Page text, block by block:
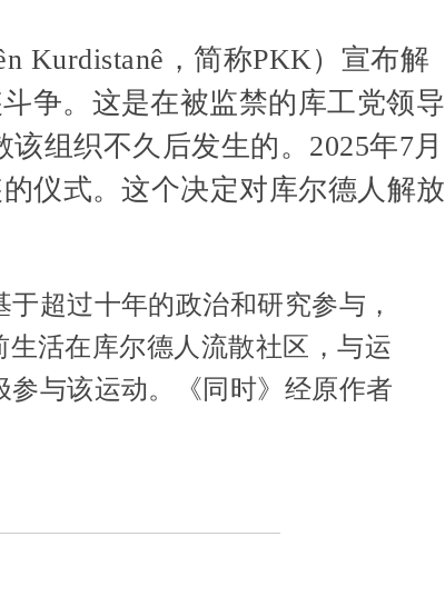
Kurdistanê，简称PKK）宣布解
争。这是在被监禁的库工党领导
组织不久后发生的。2025年7月
仪式。这个决定对库尔德人解放
超过十年的政治和研究参与，
活在库尔德人流散社区，与运
与该运动。《同时》经原作者